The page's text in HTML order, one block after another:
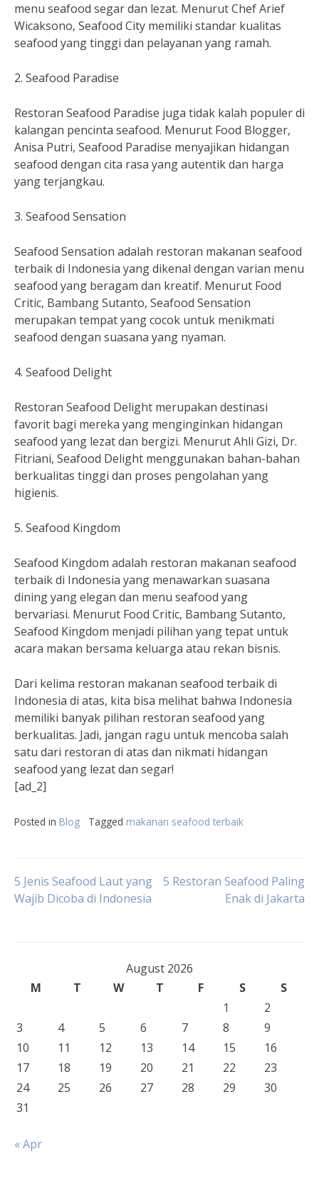
menu seafood segar dan lezat. Menurut Chef Arief
Wicaksono, Seafood City memiliki standar kualitas
seafood yang tinggi dan pelayanan yang ramah.
2. Seafood Paradise
Restoran Seafood Paradise juga tidak kalah populer di
kalangan pencinta seafood. Menurut Food Blogger,
Anisa Putri, Seafood Paradise menyajikan hidangan
seafood dengan cita rasa yang autentik dan harga
yang terjangkau.
3. Seafood Sensation
Seafood Sensation adalah restoran makanan seafood
terbaik di Indonesia yang dikenal dengan varian menu
seafood yang beragam dan kreatif. Menurut Food
Critic, Bambang Sutanto, Seafood Sensation
merupakan tempat yang cocok untuk menikmati
seafood dengan suasana yang nyaman.
4. Seafood Delight
Restoran Seafood Delight merupakan destinasi
favorit bagi mereka yang menginginkan hidangan
seafood yang lezat dan bergizi. Menurut Ahli Gizi, Dr.
Fitriani, Seafood Delight menggunakan bahan-bahan
berkualitas tinggi dan proses pengolahan yang
higienis.
5. Seafood Kingdom
Seafood Kingdom adalah restoran makanan seafood
terbaik di Indonesia yang menawarkan suasana
dining yang elegan dan menu seafood yang
bervariasi. Menurut Food Critic, Bambang Sutanto,
Seafood Kingdom menjadi pilihan yang tepat untuk
acara makan bersama keluarga atau rekan bisnis.
Dari kelima restoran makanan seafood terbaik di
Indonesia di atas, kita bisa melihat bahwa Indonesia
memiliki banyak pilihan restoran seafood yang
berkualitas. Jadi, jangan ragu untuk mencoba salah
satu dari restoran di atas dan nikmati hidangan
seafood yang lezat dan segar!
[ad_2]
Posted in Blog Tagged makanan seafood terbaik
Post
5 Jenis Seafood Laut yang
Wajib Dicoba di Indonesia
5 Restoran Seafood Paling
Enak di Jakarta
August 2026
M
T W T F S
S
1
2
3
4 5 6 7 8
9
10
11 12 13 14 15
16
17
18 19 20 21 22
23
24
25 26 27 28 29
30
31
« Apr